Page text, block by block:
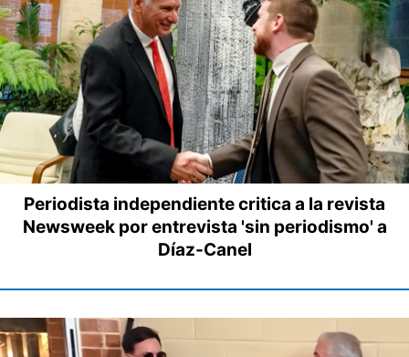
Periodista independiente critica a la revista
Newsweek por entrevista 'sin periodismo' a
Díaz-Canel